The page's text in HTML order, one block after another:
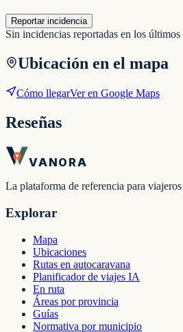
Reportar incidencia
Sin incidencias reportadas en los últimos
Ubicación en el mapa
Cómo llegarVer en Google Maps
Reseñas
VANORA
La plataforma de referencia para
Explorar
Mapa
Ubicaciones
Rutas en autocaravana
Planificador de viajes IA
En ruta
Áreas por provincia
Guías
Normativa por municipio